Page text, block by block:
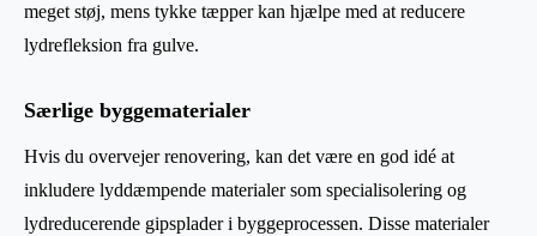
meget støj, mens tykke tæpper kan hjælpe med at reducere
lydrefleksion fra gulve.
Særlige byggematerialer
Hvis du overvejer renovering, kan det være en god idé at
inkludere lyddæmpende materialer som specialisolering og
lydreducerende gipsplader i byggeprocessen. Disse materialer